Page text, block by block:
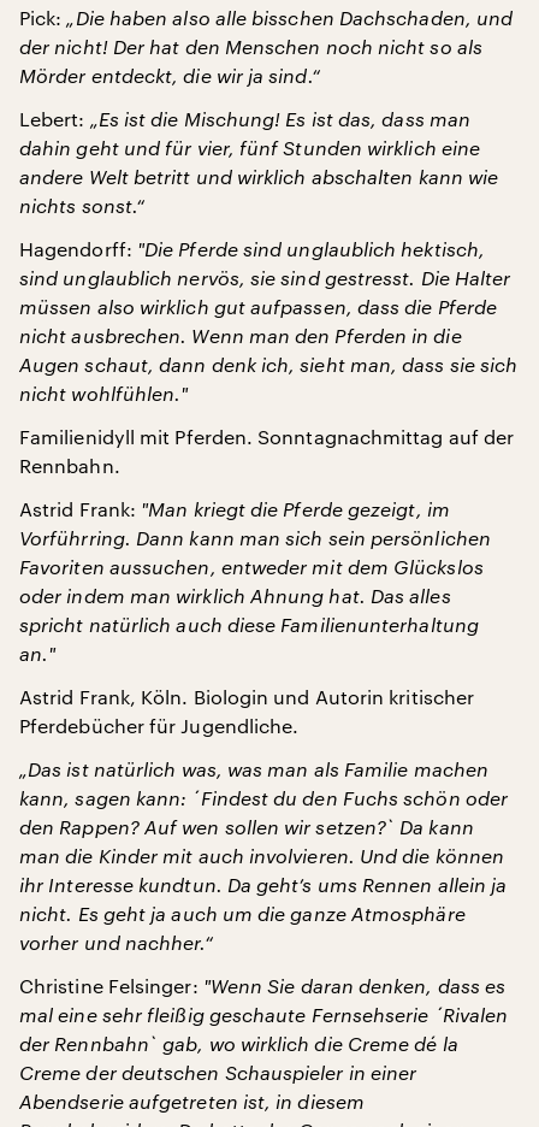
Pick: „Die haben also alle bisschen Dachschaden, und
der nicht! Der hat den Menschen noch nicht so als
Mörder entdeckt, die wir ja sind.“
Lebert: „Es ist die Mischung! Es ist das, dass man
dahin geht und für vier, fünf Stunden wirklich eine
andere Welt betritt und wirklich abschalten kann wie
nichts sonst.“
Hagendorff: "Die Pferde sind unglaublich hektisch,
sind unglaublich nervös, sie sind gestresst. Die Halter
müssen also wirklich gut aufpassen, dass die Pferde
nicht ausbrechen. Wenn man den Pferden in die
Augen schaut, dann denk ich, sieht man, dass sie sich
nicht wohlfühlen."
Familienidyll mit Pferden. Sonntagnachmittag auf der
Rennbahn.
Astrid Frank: "Man kriegt die Pferde gezeigt, im
Vorführring. Dann kann man sich sein persönlichen
Favoriten aussuchen, entweder mit dem Glückslos
oder indem man wirklich Ahnung hat. Das alles
spricht natürlich auch diese Familienunterhaltung
an."
Astrid Frank, Köln. Biologin und Autorin kritischer
Pferdebücher für Jugendliche.
„Das ist natürlich was, was man als Familie machen
kann, sagen kann: ´Findest du den Fuchs schön oder
den Rappen? Auf wen sollen wir setzen?` Da kann
man die Kinder mit auch involvieren. Und die können
ihr Interesse kundtun. Da geht’s ums Rennen allein ja
nicht. Es geht ja auch um die ganze Atmosphäre
vorher und nachher.“
Christine Felsinger: "Wenn Sie daran denken, dass es
mal eine sehr fleißig geschaute Fernsehserie ´Rivalen
der Rennbahn` gab, wo wirklich die Creme dé la
Creme der deutschen Schauspieler in einer
Abendserie aufgetreten ist, in diesem